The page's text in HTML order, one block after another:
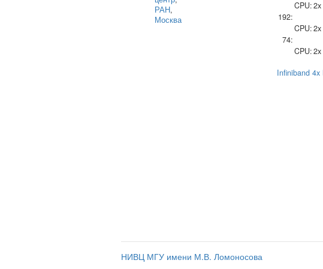
РАН,
Москва
CPU:2x
192:
CPU:2x
74:
CPU:2x
Infiniband 4x
НИВЦ МГУ имени М.В. Ломоносова